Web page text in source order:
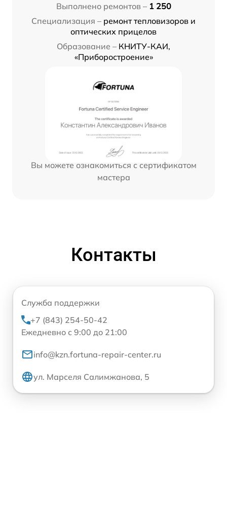
Выполнено ремонтов – 1 250
Специализация – ремонт тепловизоров и
оптических прицелов
Образование – КНИТУ-КАИ,
«Приборостроение»
Вы можете ознакомиться с сертификатом
мастера
Контакты
Служба поддержки
+7 (843) 254-50-42
Ежедневно с 9:00 до 21:00
info@kzn.fortuna-repair-center.ru
ул. Марселя Салимжанова, 5